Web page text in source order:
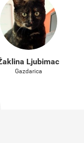
Ljubimac
Gazdarica